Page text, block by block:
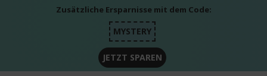
Zusätzliche Ersparnisse mit dem Code:
MYSTERY
JETZT SPAREN